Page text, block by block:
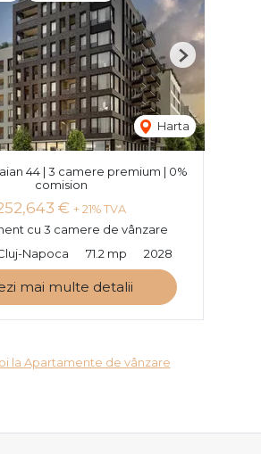
Harta
Next
44 | 3 camere premium | 0%
comision
€ + 21% TVA
cu 3 camere de vânzare
Napoca
71.2 mp 2028
mai multe detalii
la Apartamente de vânzare